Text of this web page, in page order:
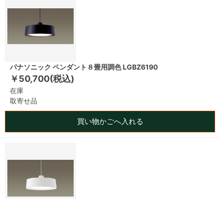
パナソニック ペンダント８畳用調色 LGBZ6190
￥50,700(税込)
在庫
取寄せ品
買い物かごへ入れる